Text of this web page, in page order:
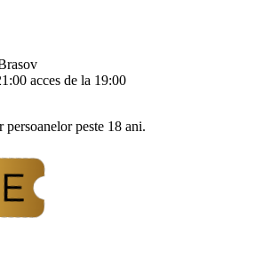
acces de la 19:00
persoanelor peste 18 ani.